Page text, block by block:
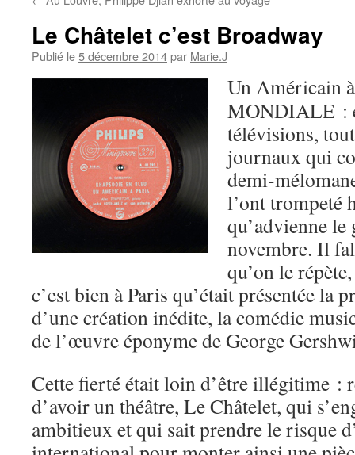
Le Châtelet c’est Broadway
Publié le5 décembre 2014par Marie.J
Un Américain
MONDIALE :
télévisions,
journaux qui
demi-
l’ont trompeté
qu’advienne
novembre. Il
qu’on le
c’est bien à Paris qu’était présentée la
d’une création inédite, la comédie
de l’œuvre éponyme de George
Cette fierté était loin d’être illégitime :
d’avoir un théâtre, Le Châtelet, qui
ambitieux et qui sait prendre le risque